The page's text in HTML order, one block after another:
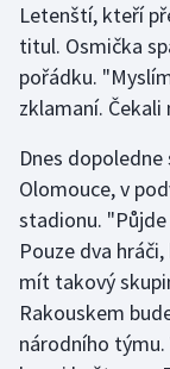
Plážový volejbal
Ragby
Rychlobruslení
Rychlostní
Short track
Sportovní
Letenští, kteří
titul. Osmička
pořádku.
zklamaní. Čekali
Dnes
Olomouce, v
stadionu.
Pouze dva
mít takový
Rakouskem
národního týmu.